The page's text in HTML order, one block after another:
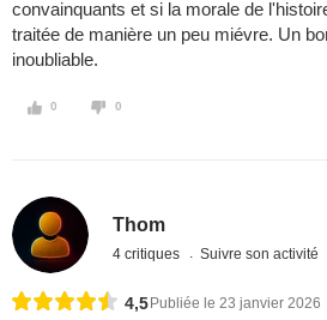
convainquants et si la morale de
traitée de manière un peu miévre. Un
inoubliable.
0 0
Thom
4 critiques Suivre son activité
4,5 Publiée le 23 janvier 2026